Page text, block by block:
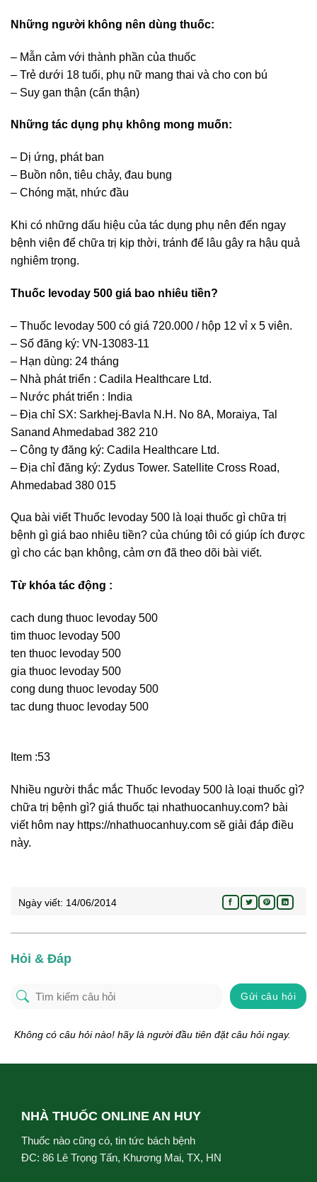
Những người không nên dùng thuốc:
– Mẫn cảm với thành phần của thuốc
– Trẻ dưới 18 tuổi, phụ nữ mang thai và cho con bú
– Suy gan thận (cẩn thận)
Những tác dụng phụ không mong muốn:
– Dị ứng, phát ban
– Buồn nôn, tiêu chảy, đau bụng
– Chóng mặt, nhức đầu
Khi có những dấu hiệu của tác dụng phụ nên đến ngay
bệnh viện để chữa trị kịp thời, tránh để lâu gây ra hậu quả
nghiêm trọng.
Thuốc levoday 500 giá bao nhiêu tiền?
– Thuốc levoday 500 có giá 720.000 / hộp 12 vỉ x 5 viên.
– Số đăng ký: VN-13083-11
– Hạn dùng: 24 tháng
– Nhà phát triển : Cadila Healthcare Ltd.
– Nước phát triển : India
– Địa chỉ SX: Sarkhej-Bavla N.H. No 8A, Moraiya, Tal
Sanand Ahmedabad 382 210
– Công ty đăng ký: Cadila Healthcare Ltd.
– Địa chỉ đăng ký: Zydus Tower. Satellite Cross Road,
Ahmedabad 380 015
Qua bài viết Thuốc levoday 500 là loại thuốc gì chữa trị
bệnh gì giá bao nhiêu tiền? của chúng tôi có giúp ích được
gì cho các bạn không, cảm ơn đã theo dõi bài viết.
Từ khóa tác động :
cach dung thuoc levoday 500
tim thuoc levoday 500
ten thuoc levoday 500
gia thuoc levoday 500
cong dung thuoc levoday 500
tac dung thuoc levoday 500
Item :53
Nhiều người thắc mắc Thuốc levoday 500 là loại thuốc gì?
chữa trị bệnh gì? giá thuốc tại nhathuocanhuy.com? bài
viết hôm nay https://nhathuocanhuy.com sẽ giải đáp điều
này.
Ngày viết: 14/06/2014
Hỏi & Đáp
Gửi câu hỏi
Không có câu hỏi nào! hãy là người đầu tiên đặt câu hỏi ngay.
NHÀ THUỐC ONLINE AN HUY
Thuốc nào cũng có, tin tức bách bệnh
ĐC: 86 Lê Trọng Tấn, Khương Mai, TX, HN